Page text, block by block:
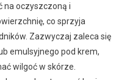
na oczyszczoną i
co sprzyja
Zazwyczaj zaleca się
emulsyjnego pod krem,
wilgoć w skórze.